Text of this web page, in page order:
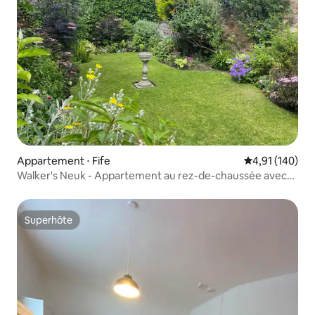
Appartement ⋅ Fife Évaluation
4,91 (140)
Walker's Neuk - Appartement au rez-de-chaussée avec
Superhôte
Superhôte